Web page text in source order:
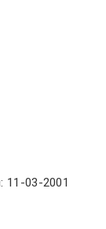
11-03-2001